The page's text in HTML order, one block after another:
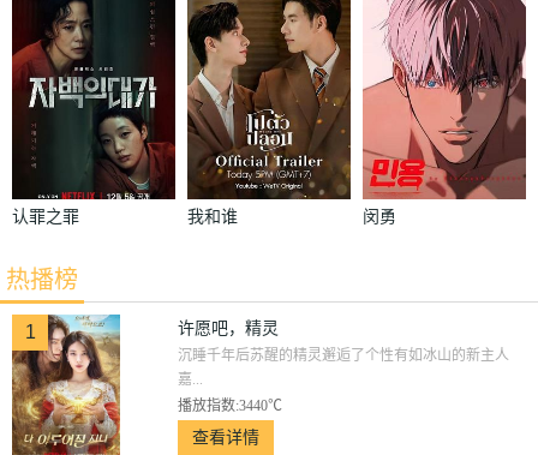
认罪之罪 我和谁 闵勇
热播榜
1 许愿吧，精灵
沉睡千年后苏醒的精灵邂逅了个性有如冰山的新主人
嘉...
播放指数:3440℃
查看详情